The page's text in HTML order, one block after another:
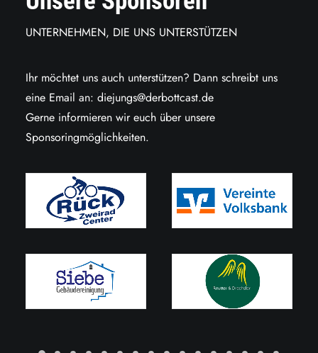
UNTERNEHMEN, DIE UNS UNTERSTÜTZEN
Ihr möchtet uns auch unterstützen? Dann schreibt uns
eine Email an: diejungs@derbottcast.de
Gerne informieren wir euch über unsere
Sponsoringmöglichkeiten.